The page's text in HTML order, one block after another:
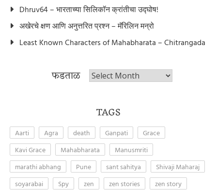
Dhruv64 – भारताच्या सिलिकॉन क्रांतीचा उद्घोष!
अखेरचे क्षण आणि अनुत्तरित प्रश्न – मॅरिलिन मन्रो
Least Known Characters of Mahabharata – Chitrangada
फडताळ फडताळ
TAGS
Aarti Agra death Ganpati
Grace
Kavi Grace
Mahabharata
Manusmriti
marathi abhang
Pune sant sahitya
Shivaji Maharaj
soyarabai
Spy zen zen stories
zen story